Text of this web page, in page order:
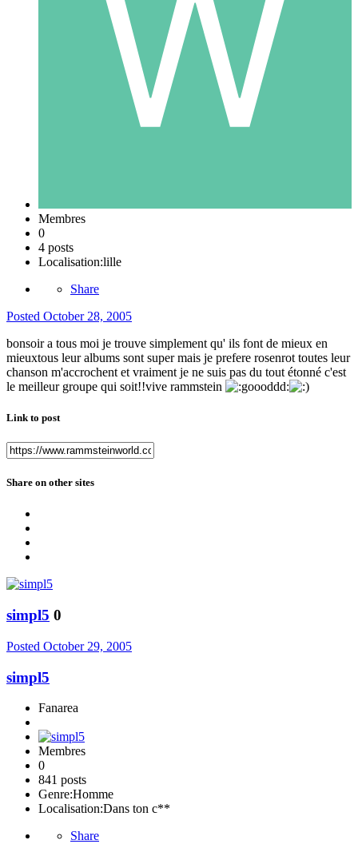
Membres
0
4 posts
Localisation:lille
Share
Posted October 28, 2005
bonsoir a tous moi je trouve simplement qu' ils font de mieux en
mieuxtous leur albums sont super mais je prefere rosenrot toutes leur
chanson m'accrochent et vraiment je ne suis pas du tout étonné c'est
le meilleur groupe qui soit!!vive rammstein
Link to post
Share on other sites
simpl5 0
Posted October 29, 2005
simpl5
Fanarea
Membres
0
841 posts
Genre:Homme
Localisation:Dans ton c**
Share